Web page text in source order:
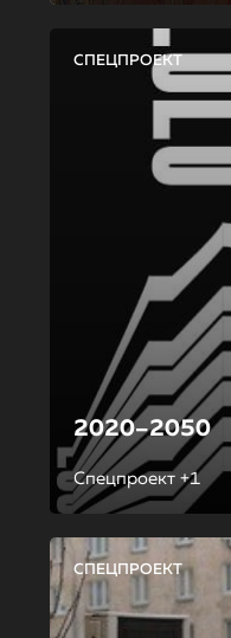
СПЕЦПРОЕКТ
2020–2050
Спецпроект +1
СПЕЦПРОЕКТ